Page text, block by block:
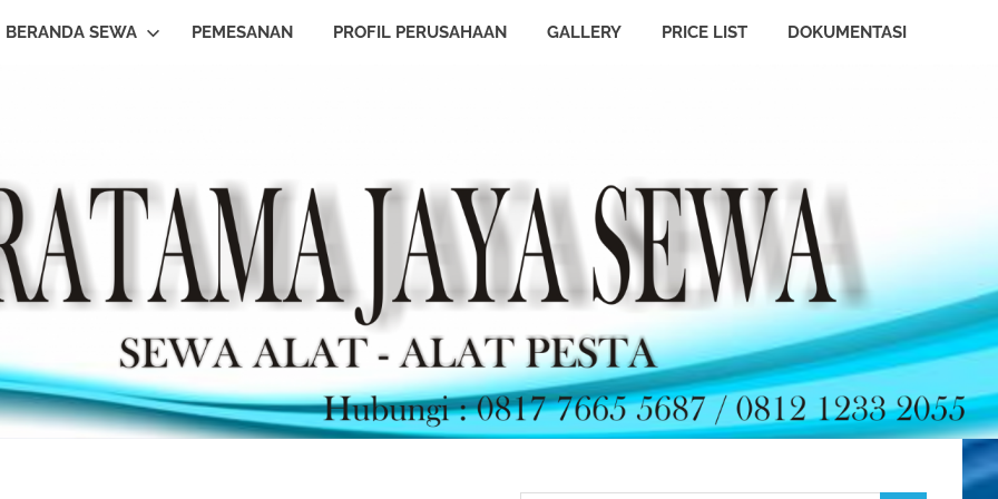
BERANDA SEWA PEMESANAN PROFIL PERUSAHAAN GALLERY PRICE LIST DOKUMENTASI